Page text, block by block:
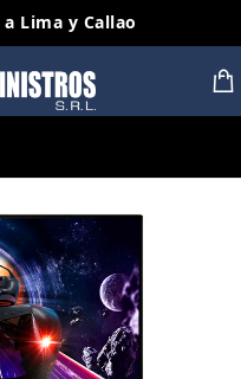
Lima y Callao
todo el Peru
Lima y Callao